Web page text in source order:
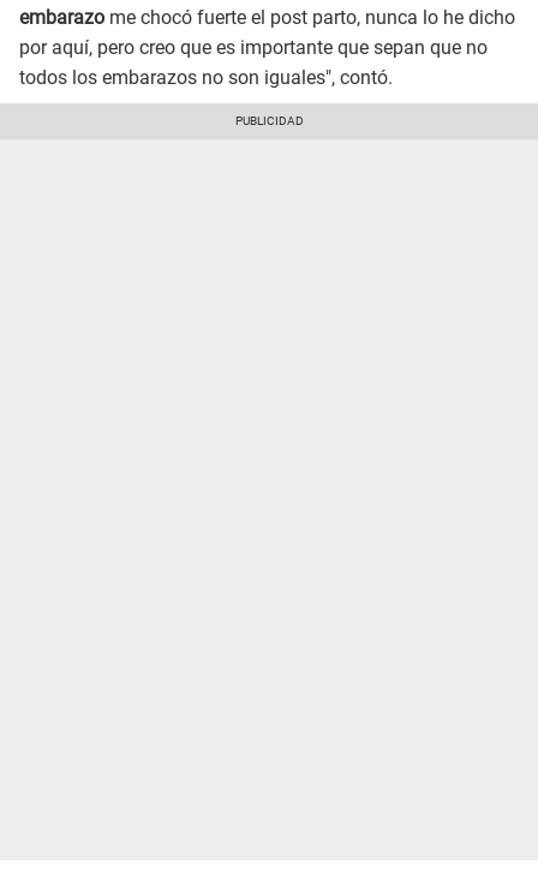
embarazo me chocó fuerte el post parto, nunca lo he dicho
por aquí, pero creo que es importante que sepan que no
todos los embarazos no son iguales", contó.